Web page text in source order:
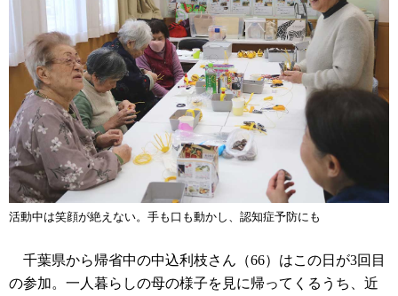
活動中は笑顔が絶えない。手も口も動かし、認知症予防にも
千葉県から帰省中の中込利枝さん（66）はこの日が3回目
の参加。一人暮らしの母の様子を見に帰ってくるうち、近